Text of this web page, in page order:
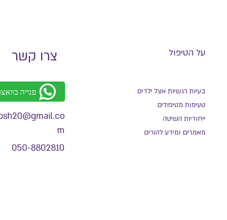
צרו קשר
פנייה
m
050-8802810
על הטיפול
בעיות רגשיות אצל ילדים
טעימות מטיפולים
ייחודיות השיטה
מאמרים ומידע להורים